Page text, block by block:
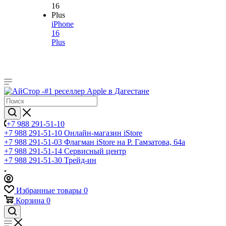
iPhone
16
Plus
+7 988 291-51-10
+7 988 291-51-10 Онлайн-магазин iStore
+7 988 291-51-03 Флагман iStore на Р. Гамзатова, 64а
+7 988 291-51-14 Сервисный центр
+7 988 291-51-30 Трейд-ин
Избранные товары 0
Корзина 0